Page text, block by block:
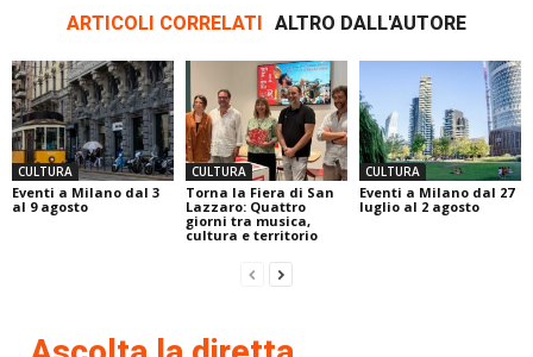
ARTICOLI CORRELATI ALTRO DALL'AUTORE
CULTURA
Eventi a Milano dal 3
al 9 agosto
CULTURA
Torna la Fiera di San
Lazzaro: Quattro
giorni tra musica,
cultura e territorio
CULTURA
Eventi a Milano dal 27
luglio al 2 agosto